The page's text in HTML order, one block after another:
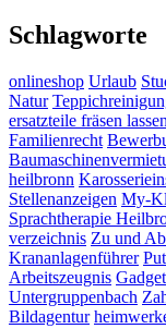
Schlagworte
onlineshop Urlaub
Natur
ersatzteile fräsen lassen
Familienrecht
heilbronn
Stellenanzeigen My-
Sprachtherapie
verzeichnis Zu und
Krananlagenführer
Arbeitszeugnis Gadget
Untergruppenbach
Bildagentur